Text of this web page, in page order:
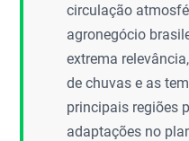
circulação
agronegócio
extrema
de chuvas e as
principais regiões
adaptações no